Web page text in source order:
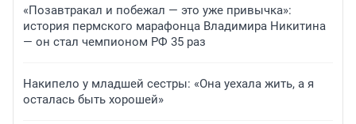
«Позавтракал и побежал — это уже привычка»:
история пермского марафонца Владимира Никитина
— он стал чемпионом РФ 35 раз
Накипело у младшей сестры: «Она уехала жить, а я
осталась быть хорошей»